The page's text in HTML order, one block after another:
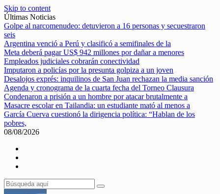
Skip to content
Últimas Noticias
Golpe al narcomenudeo: detuvieron a 16 personas y secuestraron
seis
Argentina venció a Perú y clasificó a semifinales de la
Meta deberá pagar US$ 942 millones por dañar a menores
Empleados judiciales cobrarán conectividad
Imputaron a policías por la presunta golpiza a un joven
Desalojos exprés: inquilinos de San Juan rechazan la media sanción
Agenda y cronograma de la cuarta fecha del Torneo Clausura
Condenaron a prisión a un hombre por atacar brutalmente a
Masacre escolar en Tailandia: un estudiante mató al menos a
García Cuerva cuestionó la dirigencia política: “Hablan de los
pobres,
08/08/2026